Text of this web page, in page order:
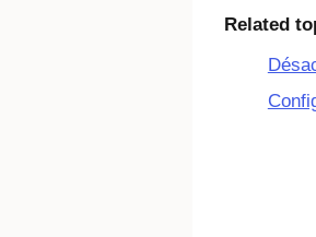
Related